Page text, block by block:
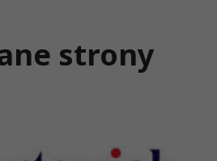
strony